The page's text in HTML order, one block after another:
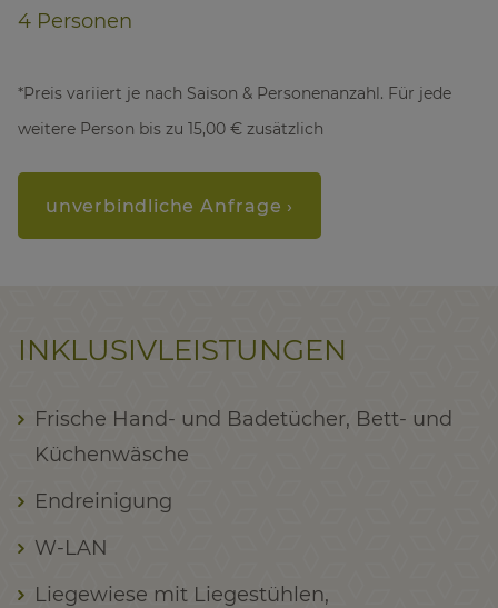
4 Personen
*Preis variiert je nach Saison & Personenanzahl. Für jede
weitere Person bis zu 15,00 € zusätzlich
unverbindliche Anfrage ›
INKLUSIVLEISTUNGEN
Frische Hand- und Badetücher, Bett- und
Küchenwäsche
Endreinigung
W-LAN
Liegewiese mit Liegestühlen,